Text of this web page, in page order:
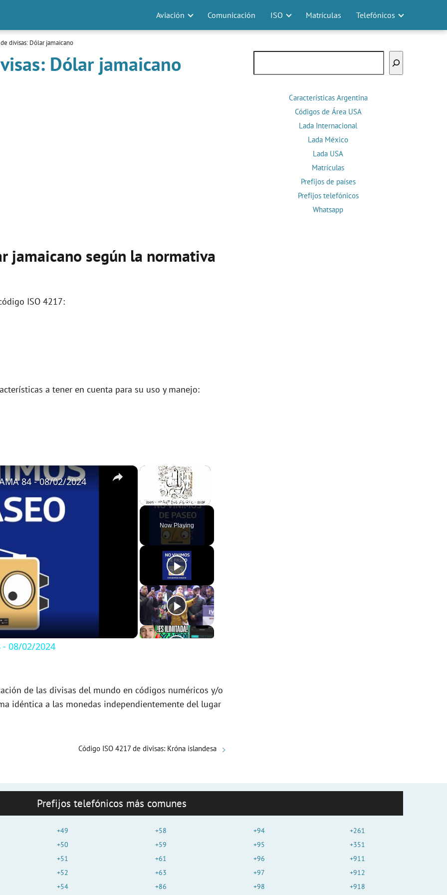
Aviación Comunicación ISO Matrículas Telefónicos
divisas: Dólar jamaicano
Dólar jamaicano
jamaicano según la normativa
ISO 4217:
a tener en cuenta para su uso y manejo:
×
Now Playing
×
84 - 08/02/2024
- 08/02/2024
de las divisas del mundo en códigos numéricos y/o
idéntica a las monedas independientemente del lugar
Código ISO 4217 de divisas: Króna islandesa
Características Argentina
Códigos de Área USA
Lada Internacional
Lada México
Lada USA
Matrículas
Prefijos de países
Prefijos telefónicos
Whatsapp
Prefijos telefónicos más comunes
+49
+50
+51
+52
+54
+58
+59
+61
+63
+86
+94
+95
+96
+97
+98
+261
+351
+911
+912
+918